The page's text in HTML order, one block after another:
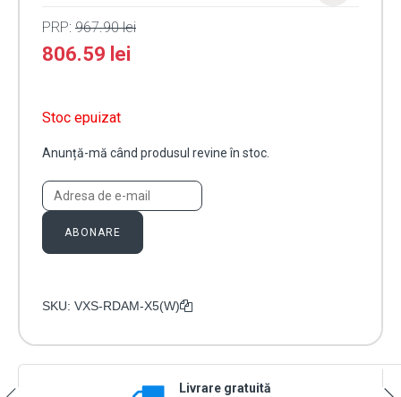
PRP: 967.90lei
806.59 lei
Stoc epuizat
Anunță-mă când produsul revine în stoc.
ABONARE
SKU: VXS-RDAM-X5(W)
Livrare gratuită